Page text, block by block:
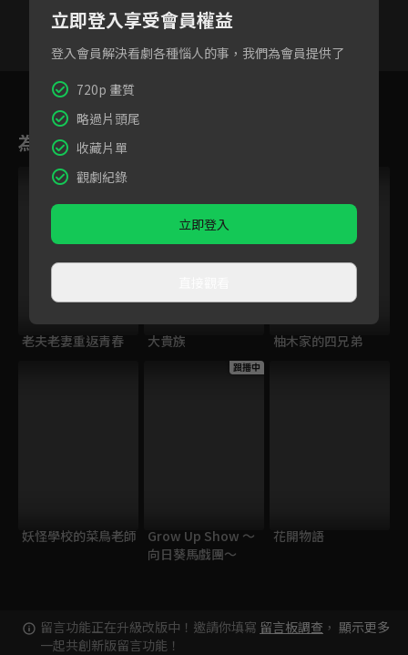
4
為您推薦
老夫老妻重返青春 大貴族 柚木家的四兄弟
妖怪學校的菜鳥老師
跟播中
Grow Up Show ～
向日葵馬戲團～
花開物語
留言功能正在升級改版中！邀請你填寫 留言板調查 ，
一起共創新版留言功能！
顯示更多
立即登入享受會員權益
登入會員解決看劇各種惱人的事，我們為會員提供了
720p 畫質
略過片頭尾
收藏片單
觀劇紀錄
立即登入